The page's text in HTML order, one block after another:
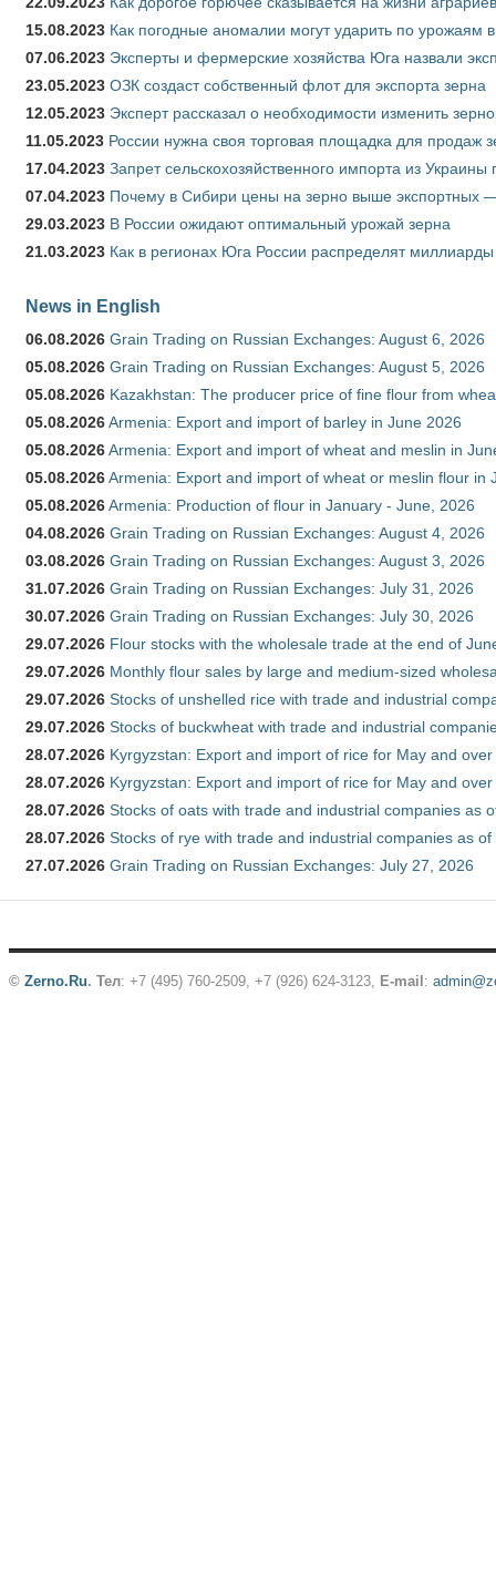
15.08.2023 Как погодные аномалии могут ударить по урожаям
07.06.2023 Эксперты и фермерские хозяйства Юга назвали
23.05.2023 ОЗК создаст собственный флот для экспорта зерна
12.05.2023 Эксперт рассказал о необходимости изменить
11.05.2023 России нужна своя торговая площадка для продаж
17.04.2023 Запрет сельскохозяйственного импорта из
07.04.2023 Почему в Сибири цены на зерно выше экспортных
29.03.2023 В России ожидают оптимальный урожай зерна
21.03.2023 Как в регионах Юга России распределят
News in English
06.08.2026 Grain Trading on Russian Exchanges: August 6, 2026
05.08.2026 Grain Trading on Russian Exchanges: August 5, 2026
05.08.2026 Kazakhstan: The producer price of fine flour from
05.08.2026Armenia: Export and import of barley in June 2026
05.08.2026Armenia: Export and import of wheat and meslin in
05.08.2026Armenia: Export and import of wheat or meslin flour in
05.08.2026Armenia: Production of flour in January - June, 2026
04.08.2026 Grain Trading on Russian Exchanges: August 4, 2026
03.08.2026 Grain Trading on Russian Exchanges: August 3, 2026
31.07.2026 Grain Trading on Russian Exchanges: July 31, 2026
30.07.2026 Grain Trading on Russian Exchanges: July 30, 2026
29.07.2026 Flour stocks with the wholesale trade at the end of
29.07.2026 Monthly flour sales by large and medium-sized
29.07.2026 Stocks of unshelled rice with trade and industrial
29.07.2026 Stocks of buckwheat with trade and industrial
28.07.2026 Kyrgyzstan: Export and import of rice for May and
28.07.2026 Kyrgyzstan: Export and import of rice for May and
28.07.2026 Stocks of oats with trade and industrial companies as
28.07.2026 Stocks of rye with trade and industrial companies as
27.07.2026 Grain Trading on Russian Exchanges: July 27, 2026
© Zerno.Ru. Тел: +7 (495) 760-2509, +7 (926) 624-3123, E-mail :